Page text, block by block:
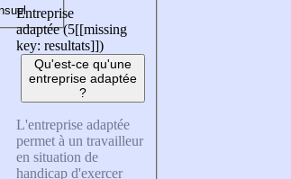
Entreprise
adaptée (5[[missing
key: resultats]])
Qu'est-ce qu'une
entreprise adaptée
?
L'entreprise adaptée
permet à un travailleur
en situation de
handicap d'exercer